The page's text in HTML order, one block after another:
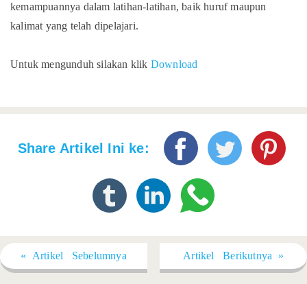
kemampuannya dalam latihan-latihan, baik huruf maupun
kalimat yang telah dipelajari.
Untuk mengunduh silakan klik Download
Share Artikel Ini ke:
« Artikel Sebelumnya Artikel Berikutnya »